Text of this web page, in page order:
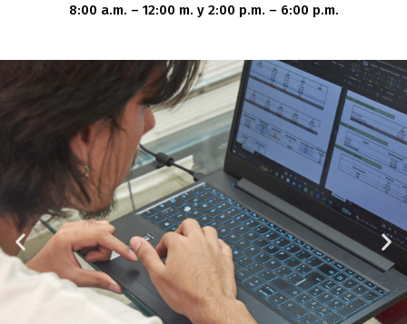
8:00 a.m. – 12:00 m. y 2:00 p.m. – 6:00 p.m.